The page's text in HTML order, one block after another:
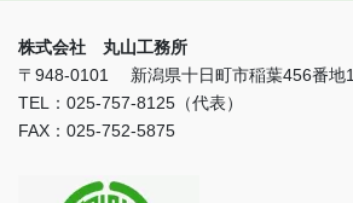
株式会社 丸山工務所
〒948-0101 新潟県十日町市稲葉456番地1
TEL：025-757-8125（代表）
FAX：025-752-5875